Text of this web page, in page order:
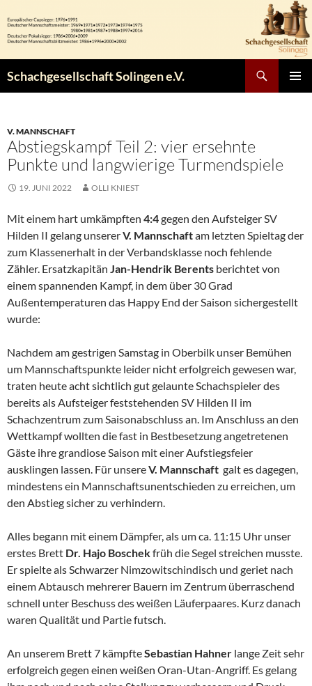
Inhalt
springen
Schachgesellschaft Solingen e.V.
V. MANNSCHAFT
Abstiegskampf Teil 2: vier ersehnte
Punkte und langwierige Turmendspiele
19. JUNI 2022 OLLI KNIEST
Mit einem hart umkämpften 4:4gegen den Aufsteiger SV
Hilden II gelang unsererV. Mannschaftam letzten Spieltag der
zum Klassenerhalt in der Verbandsklasse noch fehlende
Zähler. Ersatzkapitän Jan-Hendrik Berents berichtet von
einem spannenden Kampf, in dem über 30 Grad
Außentemperaturen das Happy End der Saison sichergestellt
wurde:
Nachdem am gestrigen Samstag in Oberbilk unser Bemühen
um Mannschaftspunkte leider nicht erfolgreich gewesen war,
traten heute acht sichtlich gut gelaunte Schachspieler des
bereits als Aufsteiger feststehenden SV Hilden II im
Schachzentrum zum Saisonabschluss an. Im Anschluss an den
Wettkampf wollten die fast in Bestbesetzung angetretenen
Gäste ihre grandiose Saison mit einer Aufstiegsfeier
ausklingen lassen. Für unsereV. Mannschaft galt es dagegen,
mindestens ein Mannschaftsunentschieden zu erreichen, um
den Abstieg sicher zu verhindern.
Alles begann mit einem Dämpfer, als um ca. 11:15 Uhr unser
erstes Brett Dr. Hajo Boschekfrüh die Segel streichen musste.
Er spielte als Schwarzer Nimzowitschindisch und geriet nach
einem Abtausch mehrerer Bauern im Zentrum überraschend
schnell unter Beschuss des weißen Läuferpaares. Kurz danach
waren Qualität und Partie futsch.
An unserem Brett 7 kämpfteSebastian Hahner lange Zeit sehr
erfolgreich gegen einen weißen Oran-Utan-Angriff. Es gelang